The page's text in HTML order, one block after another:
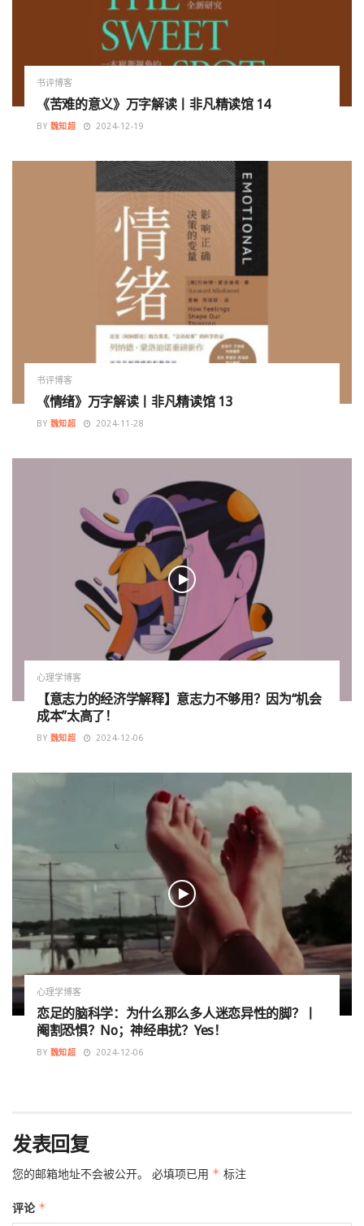
书评博客
《苦难的意义》万字解读丨非凡精读馆 14
BY 魏知超 2024-12-19
书评博客
《情绪》万字解读丨非凡精读馆 13
BY 魏知超 2024-11-28
心理学博客
【意志力的经济学解释】意志力不够用？因为“机会
成本”太高了！
BY 魏知超 2024-12-06
心理学博客
恋足的脑科学：为什么那么多人迷恋异性的脚？丨
阉割恐惧？No；神经串扰？Yes！
BY 魏知超 2024-12-06
发表回复
您的邮箱地址不会被公开。 必填项已用 * 标注
评论 *